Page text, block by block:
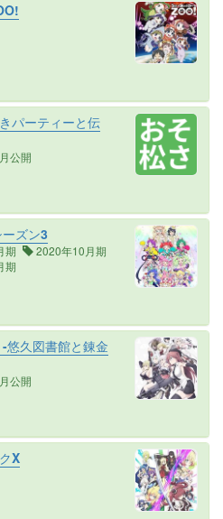
パーティーと伝
公開
ズン3
期
2020年10月期
期
悠久図書館と錬金
公開
X